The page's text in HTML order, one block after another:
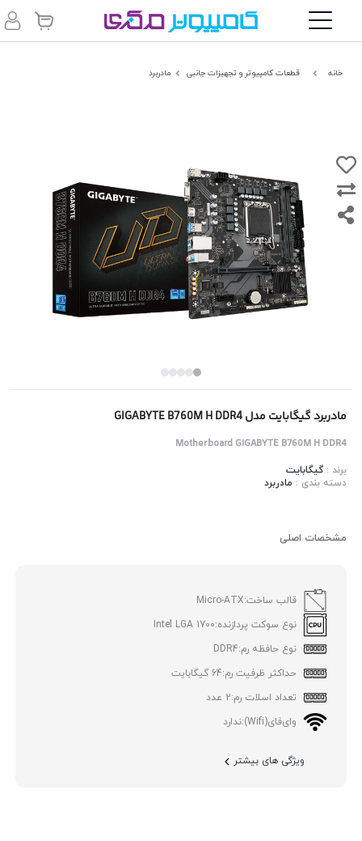
خانه قطعات کامپیوتر و تجهیزات جانبی مادربرد
مادربرد گیگابایت مدل GIGABYTE B760M H DDR4
Motherboard GIGABYTE B760M H DDR4
برند :گیگابایت
دسته بندی : مادربرد
مشخصات اصلی
قالب ساخت:Micro-ATX
نوع سوکت پردازنده:Intel LGA 1700
نوع حافظه رم:DDR4
حداکثر ظرفیت رم:64 گیگابایت
تعداد اسلات رم:2 عدد
وای‌فای(Wifi):
ندارد
ویژگی های بیشتر